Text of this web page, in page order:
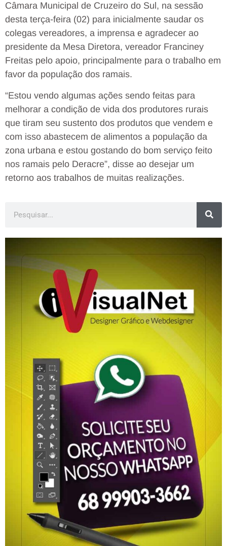
Câmara Municipal de Cruzeiro do Sul, na sessão
desta terça-feira (02) para inicialmente saudar os
colegas vereadores, a imprensa e agradecer ao
presidente da Mesa Diretora, vereador Franciney
Freitas pelo apoio, principalmente para o trabalho em
favor da população dos ramais.
“Estou vendo algumas ações sendo feitas para
melhorar a condição de vida dos produtores rurais
que tiram seu sustento dos produtos que vendem e
com isso abastecem de alimentos a população da
zona urbana e estou gostando do bom serviço feito
nos ramais pelo Deracre”, disse ao desejar um
retorno aos trabalhos de muitas realizações.